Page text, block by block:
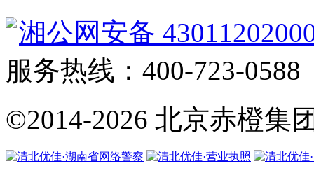
湘公网安备
服务热线：400-723-0588
©2014-2026 北京赤橙集